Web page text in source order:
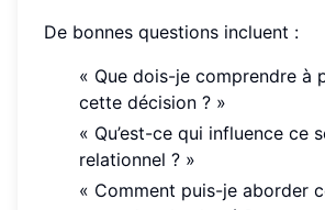
De bonnes questions incluent :
« Que dois-je comprendre à
cette décision ? »
« Qu’est-ce qui influence ce
relationnel ? »
« Comment puis-je aborder